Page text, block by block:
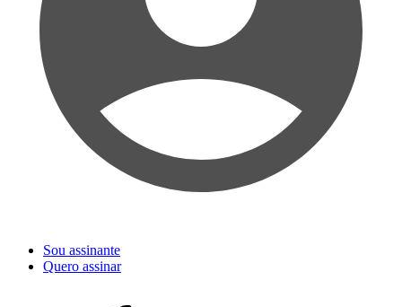
Sou assinante
Quero assinar